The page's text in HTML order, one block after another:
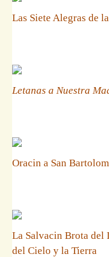
Las Siete Alegras de
Letanas a Nuestra
Oracin a San
La Salvacin Brota del
del Cielo y la Tierra